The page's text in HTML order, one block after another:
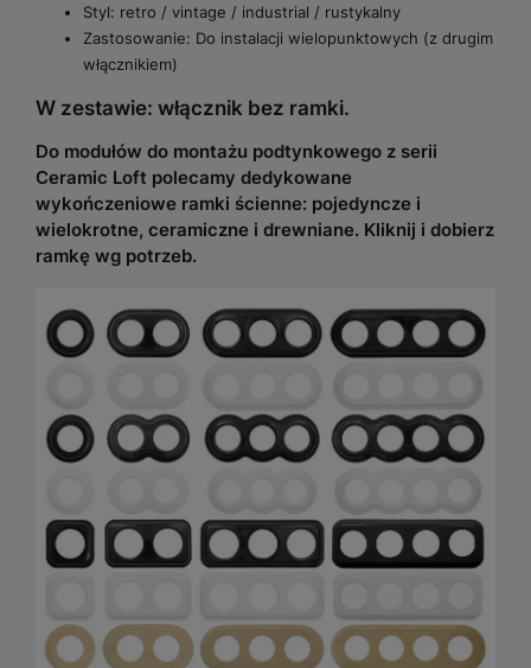
Styl: retro / vintage / industrial / rustykalny
Zastosowanie: Do instalacji wielopunktowych (z drugim
włącznikiem)
W zestawie: włącznik bez ramki.
Do modułów do montażu podtynkowego z serii
Ceramic Loft polecamy dedykowane
wykończeniowe ramki ścienne: pojedyncze i
wielokrotne, ceramiczne i drewniane. Kliknij i dobierz
ramkę wg potrzeb.